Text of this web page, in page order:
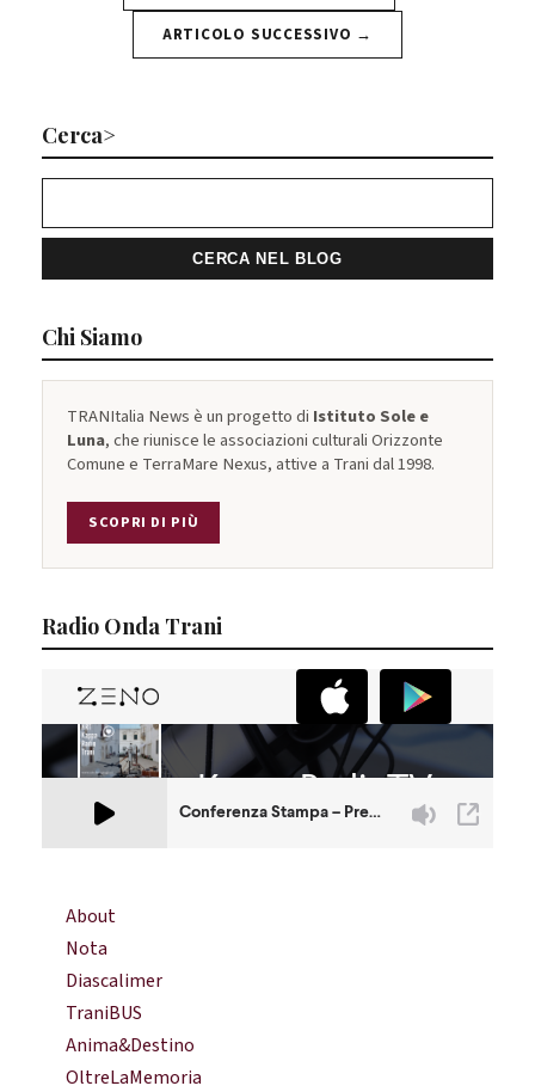
ARTICOLO SUCCESSIVO →
Cerca>
Chi Siamo
TRANItalia News è un progetto di Istituto Sole e
Luna, che riunisce le associazioni culturali Orizzonte
Comune e TerraMare Nexus, attive a Trani dal 1998.
SCOPRI DI PIÙ
Radio Onda Trani
About
Nota
Diascalimer
TraniBUS
Anima&Destino
OltreLaMemoria